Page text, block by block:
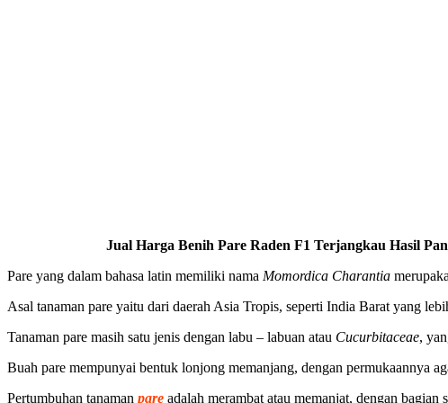
Jual Harga Benih Pare Raden F1 Terjangkau Hasil
Pare yang dalam bahasa latin memiliki nama Momordica Charantia
Asal tanaman pare yaitu dari daerah Asia Tropis, seperti India Barat yang
Tanaman pare masih satu jenis dengan labu – labuan atau Cucurbitaceae,
Buah pare mempunyai bentuk lonjong memanjang, dengan permukaannya
Pertumbuhan tanaman pare adalah merambat atau memanjat, dengan